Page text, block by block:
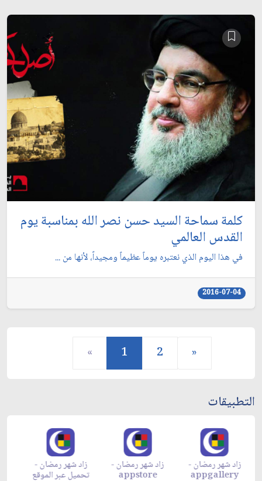
كلمة سماحة السيد حسن نصر الله بمناسبة يوم
القدس العالمي
في هذا اليوم الذي نعتبره يوماً عظيماً ومجيداً، لأنها من ...
2016-07-04
« 1 2 »
التطبيقات
زاد شهر رمضان -
تحميل عبر الموقع
زاد شهر رمضان -
appstore
زاد شهر رمضان -
appgallery